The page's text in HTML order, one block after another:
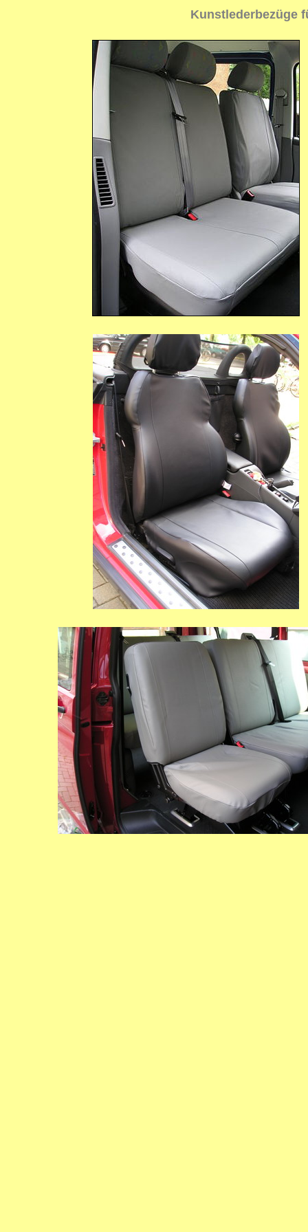
Kunstlederbezüge